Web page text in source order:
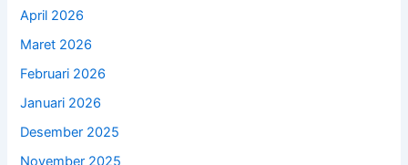
April 2026
Maret 2026
Februari 2026
Januari 2026
Desember 2025
November 2025